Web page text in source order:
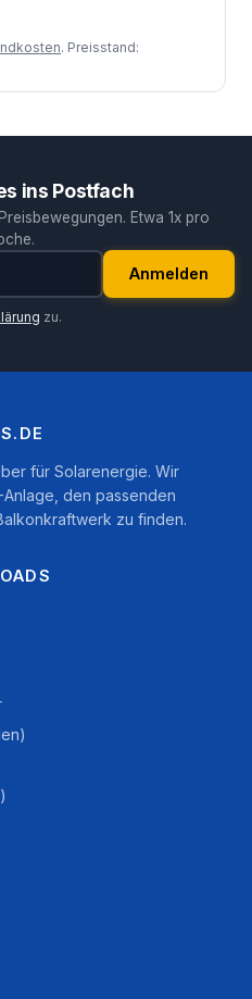
. Preisstand:
ins Postfach
Etwa 1x pro
Anmelden
zu.
für Solarenergie. Wir
den passenden
zu finden.